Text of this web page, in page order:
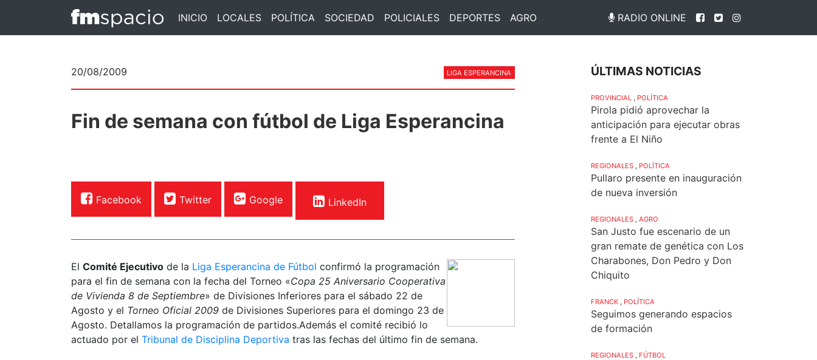
INICIO LOCALES POLÍTICA SOCIEDAD POLICIALES DEPORTES AGRO RADIO ONLINE
20/08/2009 LIGA ESPERANCINA
Fin de semana con fútbol de Liga Esperancina
Facebook Twitter Google LinkedIn
El Comité Ejecutivo de la Liga Esperancina de Fútbol confirmó la programación
para el fin de semana con la fecha del Torneo «Copa 25 Aniversario Cooperativa
de Vivienda 8 de Septiembre» de Divisiones Inferiores para el sábado 22 de
Agosto y el Torneo Oficial 2009 de Divisiones Superiores para el domingo 23 de
Agosto. Detallamos la programación de partidos.Además el comité recibió lo
actuado por el Tribunal de Disciplina Deportiva tras las fechas del último fin de semana.
ÚLTIMAS NOTICIAS
PROVINCIAL POLÍTICA
Pirola pidió aprovechar la
anticipación para ejecutar obras
frente a El Niño
REGIONALES POLÍTICA
Pullaro presente en inauguración
de nueva inversión
REGIONALES AGRO
San Justo fue escenario de un
gran remate de genética con Los
Charabones, Don Pedro y Don
Chiquito
FRANCK POLÍTICA
Seguimos generando espacios
de formación
REGIONALES FÚTBOL